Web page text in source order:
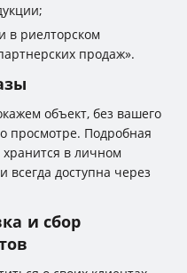
в риелторском
продаж».
объект, без вашего
просмотре. Подробная
в личном
всегда доступна через
и сбор